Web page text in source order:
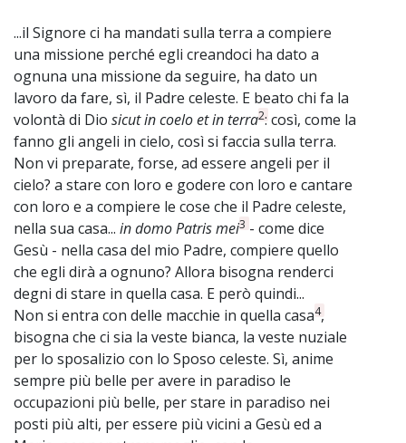
...il Signore ci ha mandati sulla terra a compiere
una missione perché egli creandoci ha dato a
ognuna una missione da seguire, ha dato un
lavoro da fare, sì, il Padre celeste. E beato chi fa la
volontà di Dio sicut in coelo et in terra2: così, come la
fanno gli angeli in cielo, così si faccia sulla terra.
Non vi preparate, forse, ad essere angeli per il
cielo? a stare con loro e godere con loro e cantare
con loro e a compiere le cose che il Padre celeste,
nella sua casa... in domo Patris mei3 - come dice
Gesù - nella casa del mio Padre, compiere quello
che egli dirà a ognuno? Allora bisogna renderci
degni di stare in quella casa. E però quindi...
Non si entra con delle macchie in quella casa4,
bisogna che ci sia la veste bianca, la veste nuziale
per lo sposalizio con lo Sposo celeste. Sì, anime
sempre più belle per avere in paradiso le
occupazioni più belle, per stare in paradiso nei
posti più alti, per essere più vicini a Gesù ed a